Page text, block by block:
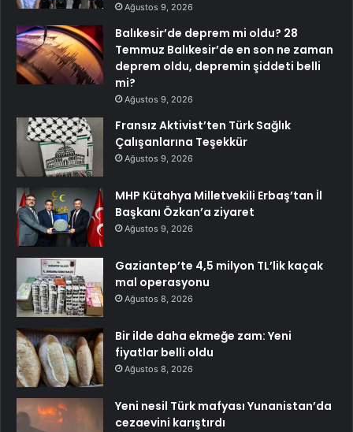
Ağustos 9, 2026
Balıkesir’de deprem mi oldu? 28
Temmuz Balıkesir’de en son ne zaman
deprem oldu, depremin şiddeti belli
mi?
Ağustos 9, 2026
Fransız Aktivist’ten Türk Sağlık
Çalışanlarına Teşekkür
Ağustos 9, 2026
MHP Kütahya Milletvekili Erbaş’tan İl
Başkanı Özkan’a ziyaret
Ağustos 9, 2026
Gaziantep’te 4,5 milyon TL’lik kaçak
mal operasyonu
Ağustos 8, 2026
Bir ilde daha ekmeğe zam: Yeni
fiyatlar belli oldu
Ağustos 8, 2026
Yeni nesil Türk mafyası Yunanistan’da
cezaevini karıştırdı